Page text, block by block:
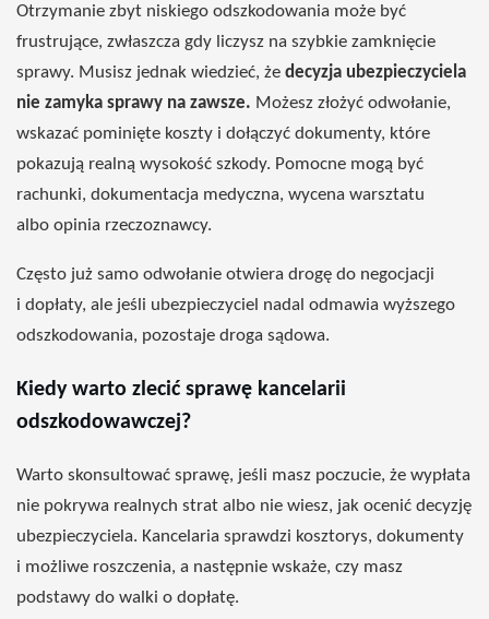
Otrzymanie zbyt niskiego odszkodowania może być
frustrujące, zwłaszcza gdy liczysz na szybkie zamknięcie
sprawy. Musisz jednak wiedzieć, że decyzja ubezpieczyciela
nie zamyka sprawy na zawsze. Możesz złożyć odwołanie,
wskazać pominięte koszty i dołączyć dokumenty, które
pokazują realną wysokość szkody. Pomocne mogą być
rachunki, dokumentacja medyczna, wycena warsztatu
albo opinia rzeczoznawcy.
Często już samo odwołanie otwiera drogę do negocjacji
i dopłaty, ale jeśli ubezpieczyciel nadal odmawia wyższego
odszkodowania, pozostaje droga sądowa.
Kiedy warto zlecić sprawę kancelarii
odszkodowawczej?
Warto skonsultować sprawę, jeśli masz poczucie, że wypłata
nie pokrywa realnych strat albo nie wiesz, jak ocenić decyzję
ubezpieczyciela. Kancelaria sprawdzi kosztorys, dokumenty
i możliwe roszczenia, a następnie wskaże, czy masz
podstawy do walki o dopłatę.